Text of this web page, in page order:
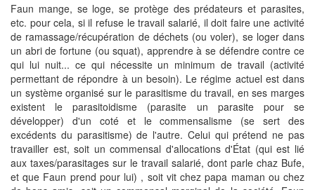
Faun mange, se loge, se protège des prédateurs et parasites,
etc. pour cela, si il refuse le travail salarié, il doit faire une activité
de ramassage/récupération de déchets (ou voler), se loger dans
un abri de fortune (ou squat), apprendre à se défendre contre ce
qui lui nuit... ce qui nécessite un minimum de travail (activité
permettant de répondre à un besoin). Le régime actuel est dans
un système organisé sur le parasitisme du travail, en ses marges
existent le parasitoidisme (parasite un parasite pour se
développer) d'un coté et le commensalisme (se sert des
excédents du parasitisme) de l'autre. Celui qui prétend ne pas
travailler est, soit un commensal d'allocations d'État (qui est lié
aux taxes/parasitages sur le travail salarié, dont parle chaz Bufe,
et que Faun prend pour lui) , soit vit chez papa maman ou chez